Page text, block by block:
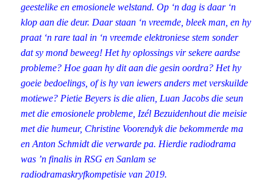
geestelike en emosionele welstand. Op ‘n dag is daar ‘n
klop aan die deur. Daar staan ‘n vreemde, bleek man, en hy
praat ‘n rare taal in ‘n vreemde elektroniese stem sonder
dat sy mond beweeg! Het hy oplossings vir sekere aardse
probleme? Hoe gaan hy dit aan die gesin oordra? Het hy
goeie bedoelings, of is hy van iewers anders met verskuilde
motiewe? Pietie Beyers is die alien, Luan Jacobs die seun
met die emosionele probleme, Izél Bezuidenhout die meisie
met die humeur, Christine Voorendyk die bekommerde ma
en Anton Schmidt die verwarde pa. Hierdie radiodrama
was ’n finalis in RSG en Sanlam se
radiodramaskryfkompetisie van 2019.